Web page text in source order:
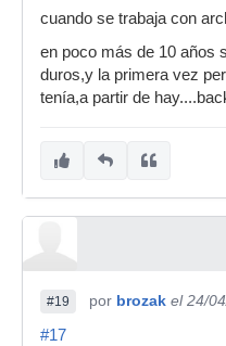
cuando se trabaja con
en poco más de 10 años
duros,y la primera vez
tenía,a partir de
#19 por brozak el 24/
#17